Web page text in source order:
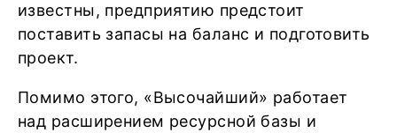
известны, предприятию предстоит
поставить запасы на баланс и подготовить
проект.
Помимо этого, «Высочайший» работает
над расширением ресурсной базы и